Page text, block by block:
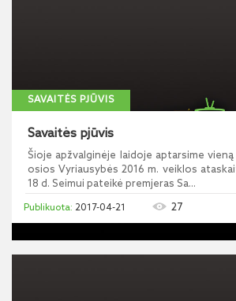
SAVAITĖS PJŪVIS
Savaitės pjūvis
Šioje apžvalginėje laidoje aptarsime vieną
osios Vyriausybės 2016 m. veiklos
18 d. Seimui pateikė premjeras Sa...
2017-04-21 27